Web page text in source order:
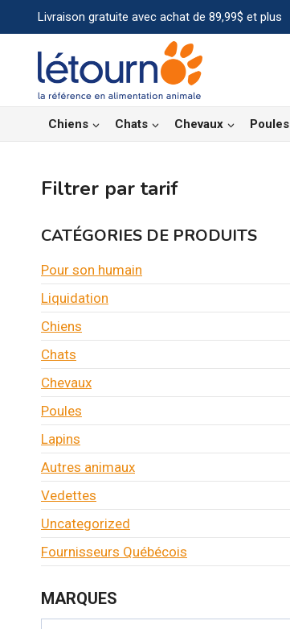
au
contenu
Livraison gratuite avec achat de 89,99$ et plus
Chiens Chats Chevaux Poules
Filtrer par tarif
CATÉGORIES DE PRODUITS
Pour son humain
Liquidation
Chiens
Chats
Chevaux
Poules
Lapins
Autres animaux
Vedettes
Uncategorized
Fournisseurs Québécois
MARQUES